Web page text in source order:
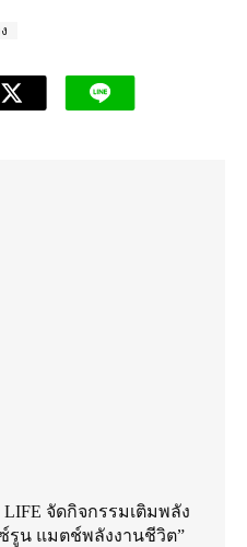
จัดกิจกรรมเติมพลัง
ซ์รูน แมตช์พลังงานชีวิต”